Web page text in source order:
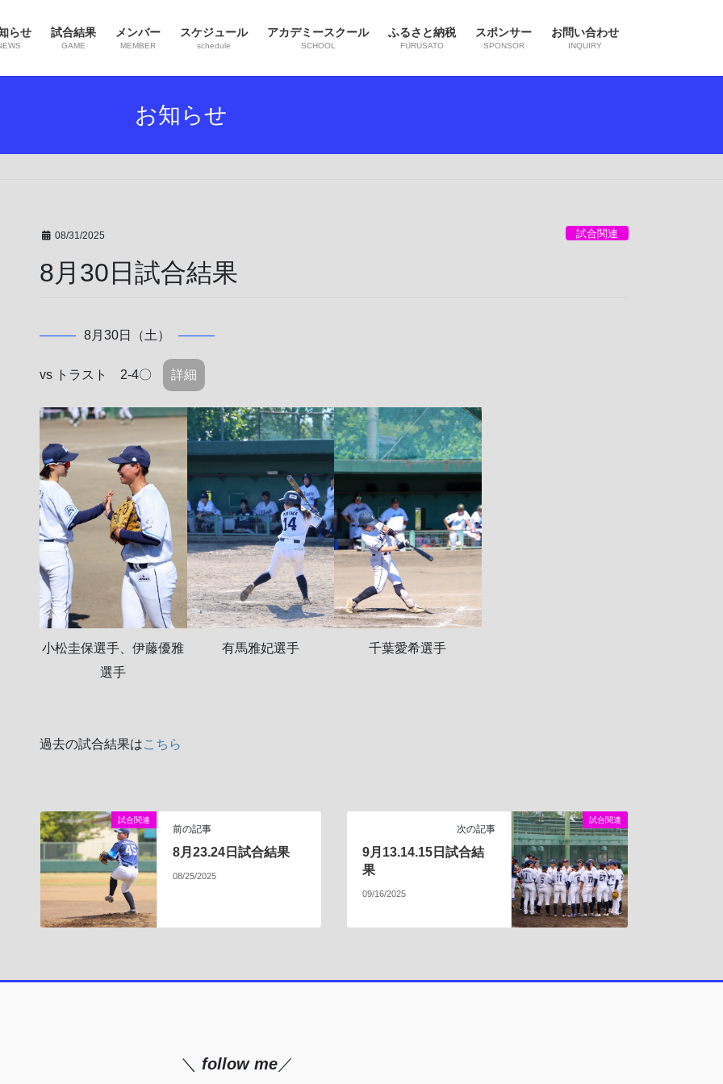
らせ 試合結果
GAME
メンバー
MEMBER
スケジュール
schedule
アカデミースクール
SCHOOL
ふるさと納税
FURUSATO
スポンサー
SPONSOR
お問い合わせ
INQUIRY
お知らせ
08/31/2025 試合関連
8月30日試合結果
8月30日（土）
vs トラスト 2-4〇 詳細
小松圭保選手、伊藤優雅
選手
有馬雅妃選手 千葉愛希選手
過去の試合結果はこちら
試合関連
前の記事
8月23.24日試合結果
08/25/2025
試合関連
次の記事
9月13.14.15日試合結
果
09/16/2025
＼ follow me／